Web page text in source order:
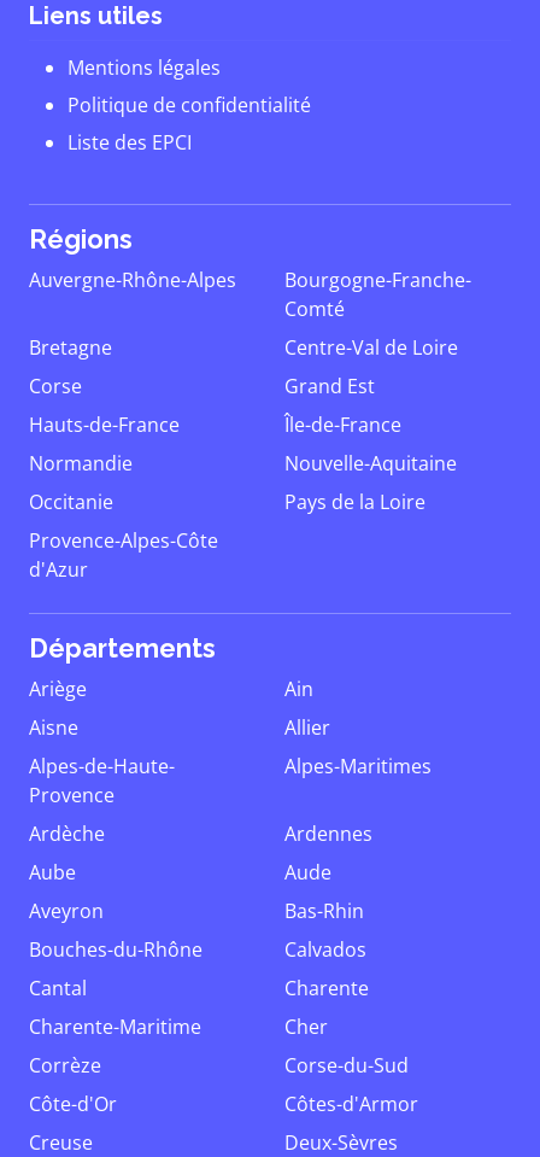
Liens utiles
Mentions légales
Politique de confidentialité
Liste des EPCI
Régions
Auvergne-Rhône-Alpes
Bourgogne-Franche-
Comté
Bretagne
Centre-Val de Loire
Corse
Grand Est
Hauts-de-France
Île-de-France
Normandie
Nouvelle-Aquitaine
Occitanie
Pays de la Loire
Provence-Alpes-Côte
d'Azur
Départements
Ariège
Ain
Aisne
Allier
Alpes-de-Haute-
Provence
Alpes-Maritimes
Ardèche
Ardennes
Aube
Aude
Aveyron
Bas-Rhin
Bouches-du-Rhône
Calvados
Cantal
Charente
Charente-Maritime
Cher
Corrèze
Corse-du-Sud
Côte-d'Or
Côtes-d'Armor
Creuse
Deux-Sèvres